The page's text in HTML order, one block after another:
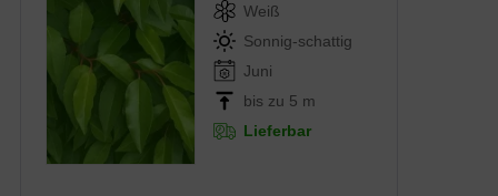
Weiß
Sonnig-schattig
Juni
bis zu 5 m
Lieferbar